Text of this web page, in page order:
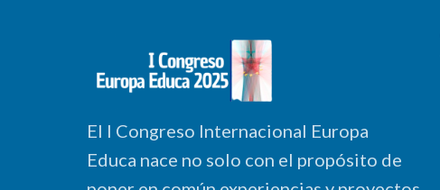
El I Congreso Internacional Europa
Educa nace no solo con el propósito de